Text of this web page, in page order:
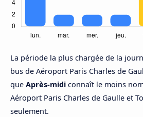
La période la plus chargée de la
bus de Aéroport Paris Charles de
que Après-midi connaît le moins
Aéroport Paris Charles de Gaulle et
seulement.